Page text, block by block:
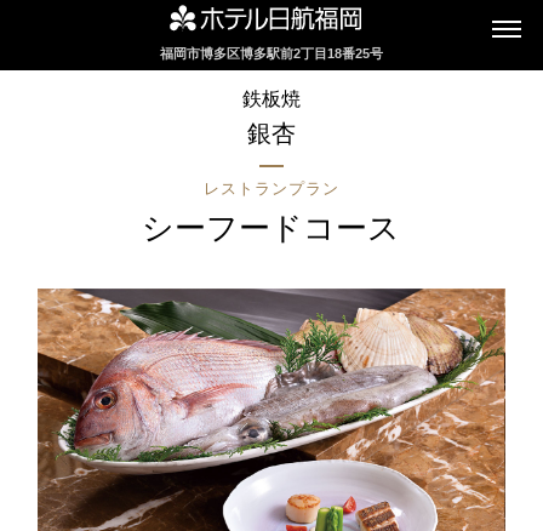
福岡市博多区博多駅前2丁目18番25号
鉄板焼
銀杏
レストランプラン
シーフードコース
インターネットにてレストランのお席の
ご予約を承っております
2F カフェレストラン
セリーナ
お席のご予約
TEL 092-482-1161
2F テーマレストラン